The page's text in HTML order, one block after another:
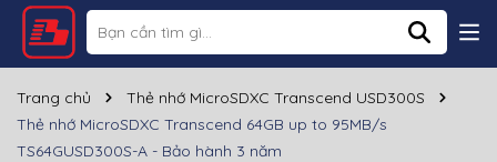
Trang chủ
Thẻ nhớ MicroSDXC Transcend USD300S
Thẻ nhớ MicroSDXC Transcend 64GB up to 95MB/s
TS64GUSD300S-A - Bảo hành 3 năm
Thông số kỹ thuật
Thương hiệu Transcend